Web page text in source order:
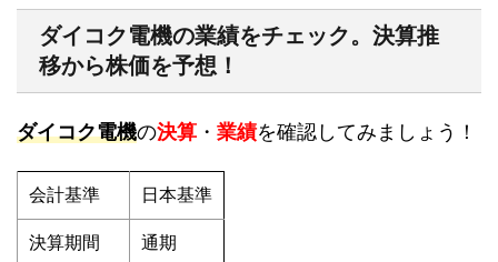
ダイコク電機の業績をチェック。決算推
移から株価を予想！
ダイコク電機の決算 ・ 業績を確認してみましょう！
会計基準 日本基準
決算期間 通期